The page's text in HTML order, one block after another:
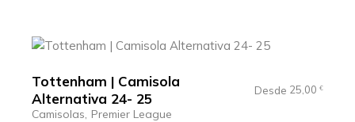
Tottenham | Camisola
Alternativa 24- 25
Desde 25,00 €
Camisolas Premier League